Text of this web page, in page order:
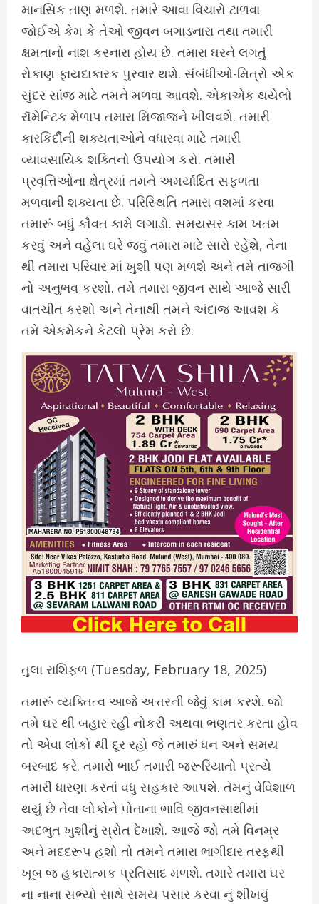
માનસિક તાણ મળશે. તમારે આવા વિચારો ટાળવા
જોઈએ કેમ કે તેઓ જીવન બગાડનારા તથા તમારી
ક્ષમતાનો નાશ કરનારા હોય છે. તમારા ઘરને લગતું
રોકાણ ફાયદાકારક પુરવાર થશે. સંબંધીઓ-મિત્રો એક
સુંદર સાંજ માટે તમને મળવા આવશે. એકાએક થયેલો
રૉમેન્ટિક મેળાપ તમારા મિજાજને ખીલવશે. તમારી
કારકિર્દીની શક્યતાઓને વધારવા માટે તમારી
વ્યાવસાયિક શક્તિનો ઉપયોગ કરો. તમારી
પ્રવૃત્તિઓના ક્ષેત્રમાં તમને અમર્યાદિત સફળતા
મળવાની શક્યતા છે. પરિસ્થિતિ તમારા વશમાં કરવા
તમારૂં બધું કૌવત કામે લગાડો. સમયસર કામ ખતમ
કરવું અને વહેલા ઘરે જવું તમારા માટે સારો રહેશે, તેના
થી તમારા પરિવાર માં ખુશી પણ મળશે અને તમે તાજગી
નો અનુભવ કરશો. તમે તમારા જીવન સાથે આજે સારી
વાતચીત કરશો અને તેનાથી તમને અંદાજ આવશ કે
તમે એકમેકને કેટલો પ્રેમ કરો છે.
તુલા રાશિફળ (Tuesday, February 18, 2025)
તમારૂં વ્યક્તિત્વ આજે અત્તરની જેવું કામ કરશે. જો
તમે ઘર થી બહાર રહી નોકરી અથવા ભણતર કરતા હોવ
તો એવા લોકો થી દૂર રહો જે તમારું ધન અને સમય
બરબાદ કરે. તમારો ભાઈ તમારી જરૂરિયાતો પ્રત્યે
તમારી ધારણા કરતાં વધુ સહકાર આપશે. તેમનું વેવિશાળ
થયું છે તેવા લોકોને પોતાના ભાવિ જીવનસાથીમાં
અદભુત ખુશીનું સ્રોત દેખાશે. આજે જો તમે વિનમ્ર
અને મદદરૂપ હશો તો તમને તમારા ભાગીદાર તરફથી
ખૂબ જ હકારાત્મક પ્રતિસાદ મળશે. તમારે તમારા ઘર
ના નાના સભ્યો સાથે સમય પસાર કરવા નું શીખવું